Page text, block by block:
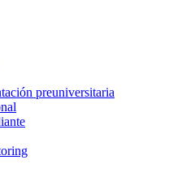
preuniversitaria